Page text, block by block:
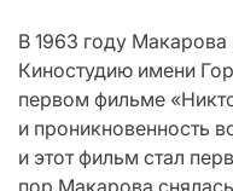
В 1963 году
Киностудию имени
первом фильме
и проникновенность
и этот фильм стал
пор Макарова